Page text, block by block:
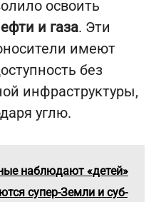
освоить
и газа. Эти
имеют
без
инфраструктуры,
углю.
наблюдают «детей»
супер-Земли и суб-